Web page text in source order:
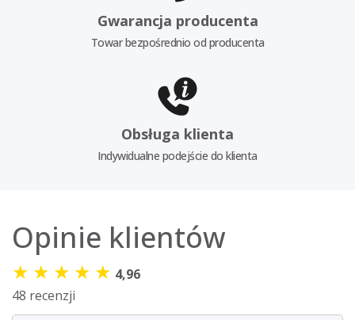
Gwarancja producenta
Towar bezpośrednio od producenta
Obsługa klienta
Indywidualne podejście do klienta
Opinie klientów
★ ★ ★ ★ ★ 4,96
48 recenzji